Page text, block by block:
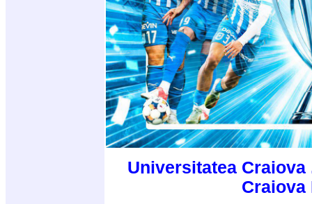
Universitatea
Craiova